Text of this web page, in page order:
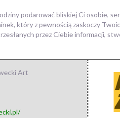
podarować bliskiej Ci osobie,
który z pewnością zaskoczy
przez Ciebie informacji,
Art